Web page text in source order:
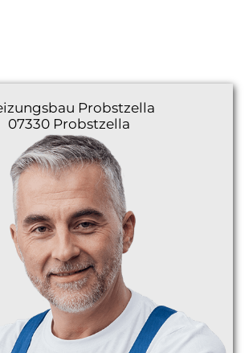
Probstzella
07330 Probstzella